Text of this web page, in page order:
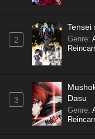
2
Tensei
Genre:
3
Dasu
Genre: